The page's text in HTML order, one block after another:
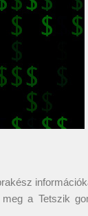
a Tetszik